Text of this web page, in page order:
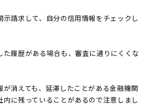
示請求して、自分の信用情報をチェックし
た履歴がある場合も、審査に通りにくくな
が消えても、延滞したことがある金融機関
内に残っていることがあるので注意しまし